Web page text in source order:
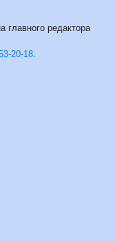
главного редактора
20-18